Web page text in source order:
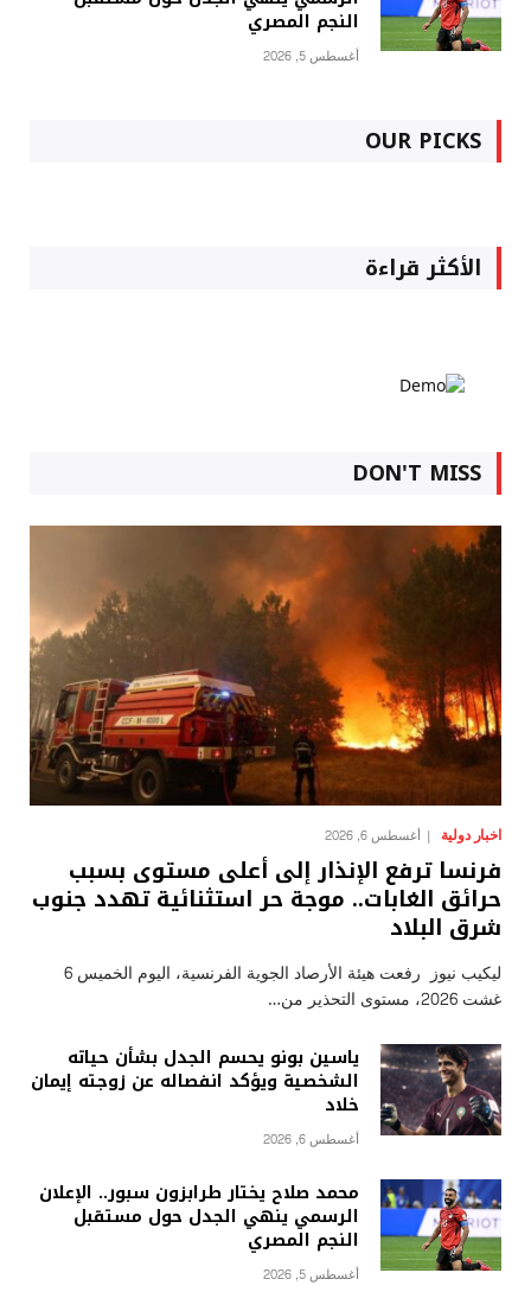
النجم المصري
أغسطس 5, 2026
OUR PICKS
الأكثر قراءة
DON'T MISS
اخبار دولية أغسطس 6, 2026
فرنسا ترفع الإنذار إلى أعلى مستوى بسبب
حرائق الغابات.. موجة حر استثنائية تهدد جنوب
شرق البلاد
ليكيب نيوز رفعت هيئة الأرصاد الجوية الفرنسية، اليوم الخميس 6
غشت 2026، مستوى التحذير من…
ياسين بونو يحسم الجدل بشأن حياته
الشخصية ويؤكد انفصاله عن زوجته إيمان
خلاد
أغسطس 6, 2026
محمد صلاح يختار طرابزون سبور.. الإعلان
الرسمي ينهي الجدل حول مستقبل
النجم المصري
أغسطس 5, 2026